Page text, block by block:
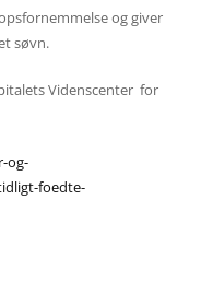
og giver
søvn.
Videnscenter for
og-
foedte-